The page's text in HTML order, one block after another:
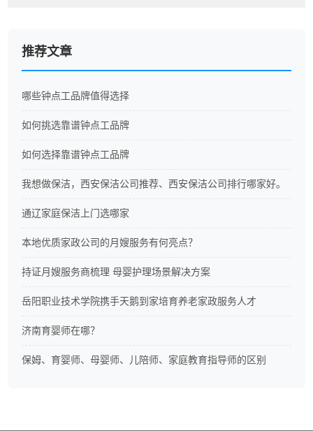
推荐文章
哪些钟点工品牌值得选择
如何挑选靠谱钟点工品牌
如何选择靠谱钟点工品牌
我想做保洁，西安保洁公司推荐、西安保洁公司排行哪家好。
通辽家庭保洁上门选哪家
本地优质家政公司的月嫂服务有何亮点？
持证月嫂服务商梳理 母婴护理场景解决方案
岳阳职业技术学院携手天鹅到家培育养老家政服务人才
济南育婴师在哪？
保姆、育婴师、母婴师、儿陪师、家庭教育指导师的区别